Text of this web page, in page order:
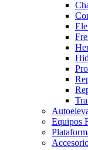
Equipos